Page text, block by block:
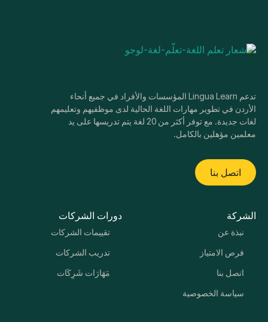
تدعم Lingua Learn المؤسسات والأفراد في جميع أنحاء
الأردن في تطوير مهارات اللغة الحالية لدى موظفيهم وتعليمهم
لغات جديدة. مع توفر أكثر من 20 لغة يتم تدريسها على يد
معلمين مؤهلين بالكامل.
اتصل بنا
الشركة
نبذة عن
فرص الامتياز
اتصل بنا
سياسة الخصوصية
دورات الشركات
تقييمات الشركات
تدريب الشركات
مَهَارَات شَرِكَات